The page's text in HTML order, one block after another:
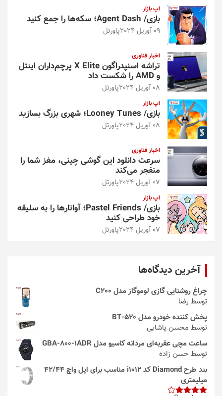
اپ بازار
بازی/ Agent Dash؛ سکه‌ها را جمع کنید
09 آوریل 2024 پاورتل
اخبار فناوری
تراشه اسنپدراگون X Elite پرچم‌داران اینتل
و AMD را شکست داد
08 آوریل 2024 پاورتل
اپ بازار
بازی/ Looney Tunes؛ شهری بزرگ بسازید
08 آوریل 2024 پاورتل
اخبار فناوری
سرعت دانلود این گوشی چینی، مغز شما را
منفجر می‌کند
07 آوریل 2024 پاورتل
اپ بازار
بازی/ Pastel Friends؛ آواتارها را به سلیقه
خود طراحی کنید
07 آوریل 2024 پاورتل
آخرین دیدگاه‌ها
چراغ روشنایی گازی لوموگاز مدل C200
توسط رضا
پخش کننده خودرو مدل 520-BT
توسط محسن پاشایی
ساعت مچی عقربه‌ای مردانه کاسیو مدل GBA-800-1ADR
توسط حسن زاده
بند طرح Diamond کد i1012 مناسب برای اپل واچ 42/44
میلیمتری